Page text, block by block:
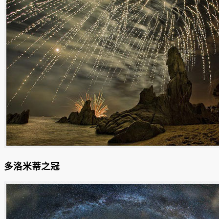
多洛米蒂之冠